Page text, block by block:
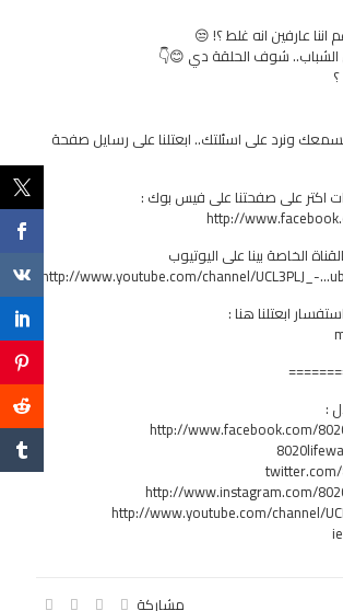
اننا عارفين انه غلط ؟! 😒
الشباب.. شوف الحلقة دي 😊👇
ونرد على اسئلتك.. ابعتلنا على رسايل صفحة
اكتر على صفحتنا على فيس بوك :
http://
الخاصة بينا على اليوتيوب
http://www.youtube.com/channel/UCL3PLJ_-
ابعتلنا هنا :
:
http://www.facebook.com/
http://www.instagram.com/
http://www.youtube.com/channel/
مشاركة